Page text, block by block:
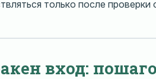
только после проверки
вход: